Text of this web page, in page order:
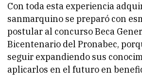
Con toda esta experiencia
sanmarquino se preparó con
postular al concurso Beca
Bicentenario del Pronabec,
seguir expandiendo sus
aplicarlos en el futuro en